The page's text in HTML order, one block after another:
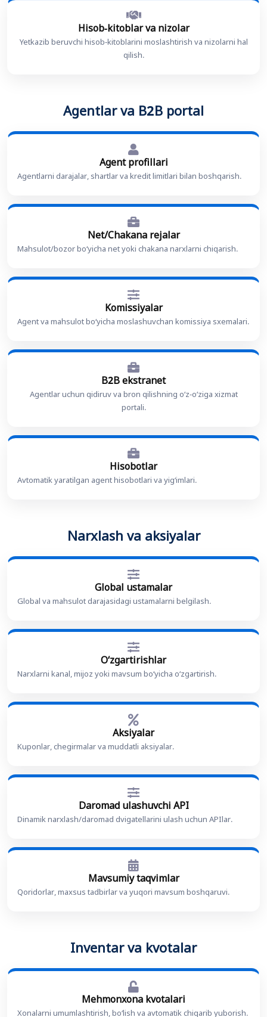
Hisob-kitoblar va nizolar
Yetkazib beruvchi hisob-kitoblarini moslashtirish va nizolarni hal
qilish.
Agentlar va B2B portal
Agent profillari
Agentlarni darajalar, shartlar va kredit limitlari bilan boshqarish.
Net/Chakana rejalar
Mahsulot/bozor bo‘yicha net yoki chakana narxlarni chiqarish.
Komissiyalar
Agent va mahsulot bo‘yicha moslashuvchan komissiya sxemalari.
B2B ekstranet
Agentlar uchun qidiruv va bron qilishning o‘z-o‘ziga xizmat
portali.
Hisobotlar
Avtomatik yaratilgan agent hisobotlari va yig‘imlari.
Narxlash va aksiyalar
Global ustamalar
Global va mahsulot darajasidagi ustamalarni belgilash.
O‘zgartirishlar
Narxlarni kanal, mijoz yoki mavsum bo‘yicha o‘zgartirish.
Aksiyalar
Kuponlar, chegirmalar va muddatli aksiyalar.
Daromad ulashuvchi API
Dinamik narxlash/daromad dvigatellarini ulash uchun APIlar.
Mavsumiy taqvimlar
Qoridorlar, maxsus tadbirlar va yuqori mavsum boshqaruvi.
Inventar va kvotalar
Mehmonxona kvotalari
Xonalarni umumlashtirish, bo‘lish va avtomatik chiqarib yuborish.